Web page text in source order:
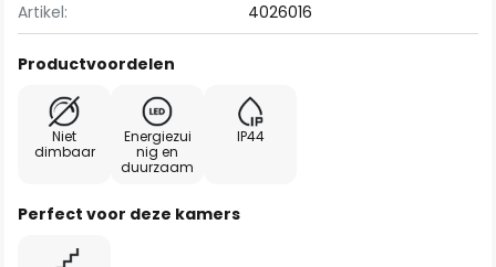
Artikel:
4026016
Productvoordelen
Niet
dimbaar
Energiezui
nig en
duurzaam
IP44
Perfect voor deze kamers